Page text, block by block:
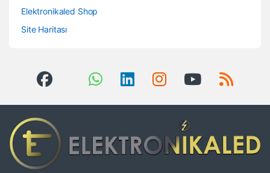
Elektronikaled Shop
Site Haritası